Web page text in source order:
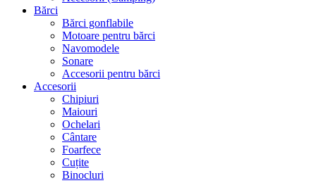
Bărci
Bărci gonflabile
Motoare pentru bărci
Navomodele
Sonare
Accesorii pentru bărci
Accesorii
Chipiuri
Maiouri
Ochelari
Cântare
Foarfece
Cuțite
Binocluri